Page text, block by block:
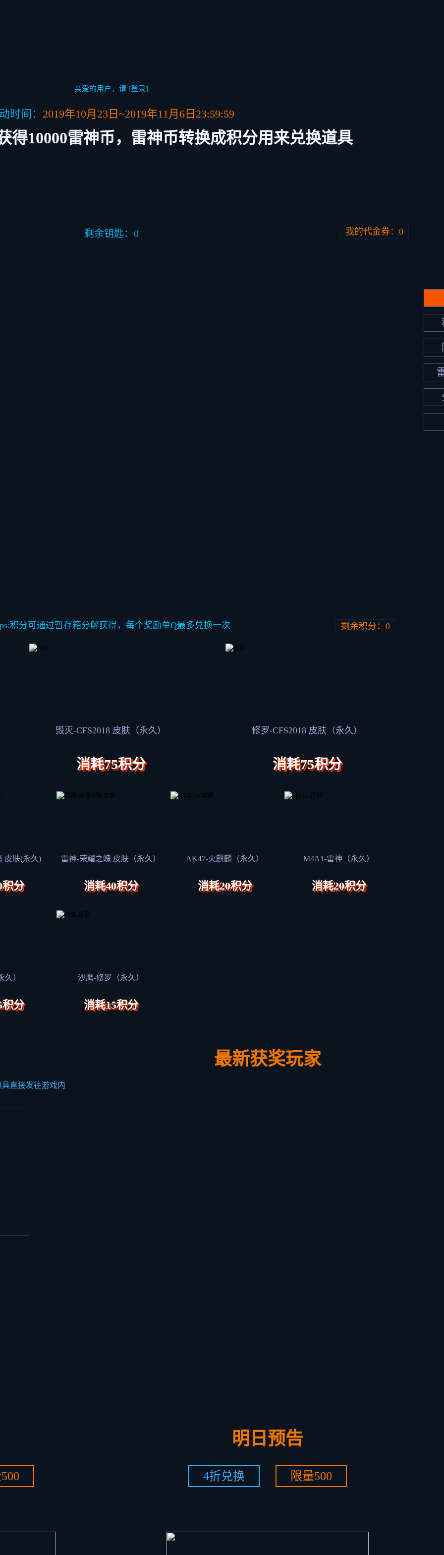
时间： 2019年10月23日~2019年11月6日23:59:59
亲爱的用户，请 [登录]
得10000雷神币，雷神币转换成积分用来兑换道具
剩余钥匙： 0 我的代金券： 0
积分可通过暂存箱分解获得，每个奖励单Q最多兑换一次 剩余积分： 0
毁灭-CFS2018 皮肤（永久）
消耗75积分
修罗-CFS2018 皮肤（永久）
消耗75积分
皮肤(永久)
积分
雷神-荣耀之魄 皮肤（永久）
消耗40积分
AK47-火麒麟（永久）
消耗20积分
M4A1-雷神（永久）
消耗20积分
久）
积分
沙鹰-修罗（永久）
消耗15积分
直接发往游戏内
最新获奖玩家
明日预告
4折兑换 限量500